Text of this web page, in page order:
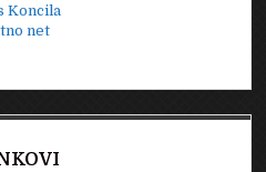
Koncila
net